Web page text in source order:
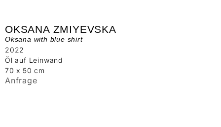
OKSANA ZMIYEVSKA
Oksana with blue shirt
2022
Öl auf Leinwand
70 x 50 cm
Anfrage